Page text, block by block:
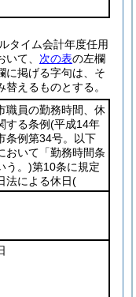
タイム会計年度任用
いて、 次の表の左欄
に掲げる字句は、そ
えるものとする。
職員の勤務時間、休
する条例(平成14年
条例第34号。以下
おいて「勤務時間条
う。)第10条に規定
法による休日(